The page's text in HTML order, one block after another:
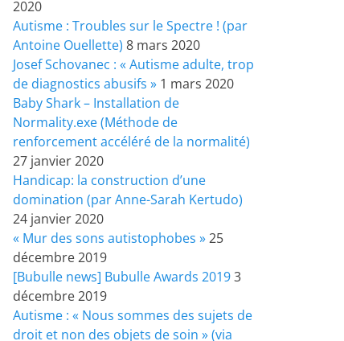
2020
Autisme : Troubles sur le Spectre ! (par
Antoine Ouellette) 8 mars 2020
Josef Schovanec : « Autisme adulte, trop
de diagnostics abusifs » 1 mars 2020
Baby Shark – Installation de
Normality.exe (Méthode de
renforcement accéléré de la normalité)
27 janvier 2020
Handicap: la construction d’une
domination (par Anne-Sarah Kertudo)
24 janvier 2020
« Mur des sons autistophobes »25
décembre 2019
[Bubulle news] Bubulle Awards 20193
décembre 2019
Autisme : « Nous sommes des sujets de
droit et non des objets de soin » (via